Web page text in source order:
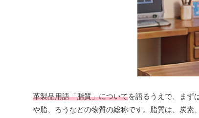
革製品用語「脂質」についてを語るうえで、まず
や脂、ろうなどの物質の総称です。脂質は、炭素